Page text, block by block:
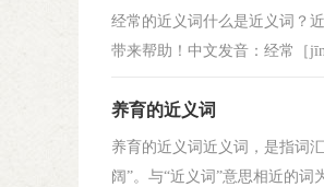
经常的近义词什么是近义词？
带来帮助！中文发音：经常［
养育的近义词
养育的近义词近义词，是指词
阔”。与“近义词”意思相近的词